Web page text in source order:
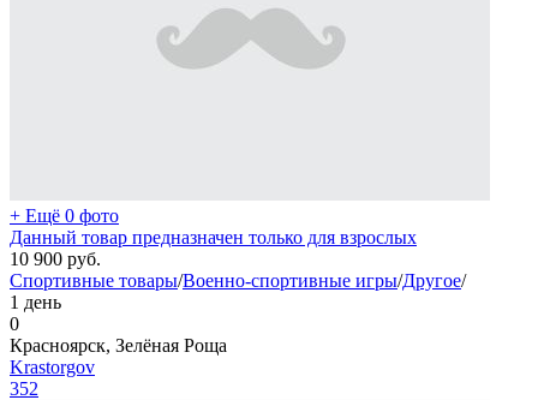
+ Ещё 0 фото
Данный товар предназначен только для взрослых
10 900 руб.
Спортивные товары/Военно-спортивные игры/Другое/
1 день
0
Красноярск, Зелёная Роща
Krastorgov
352